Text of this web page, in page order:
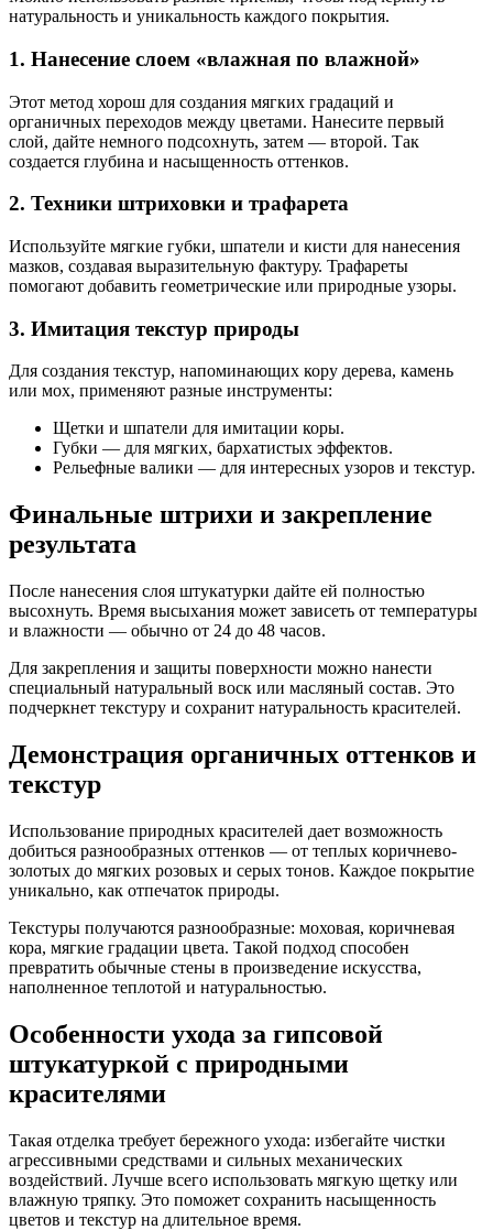
натуральность и уникальность каждого покрытия.
1. Нанесение слоем «влажная по влажной»
Этот метод хорош для создания мягких градаций и
органичных переходов между цветами. Нанесите первый
слой, дайте немного подсохнуть, затем — второй. Так
создается глубина и насыщенность оттенков.
2. Техники штриховки и трафарета
Используйте мягкие губки, шпатели и кисти для нанесения
мазков, создавая выразительную фактуру. Трафареты
помогают добавить геометрические или природные узоры.
3. Имитация текстур природы
Для создания текстур, напоминающих кору дерева, камень
или мох, применяют разные инструменты:
Щетки и шпатели для имитации коры.
Губки — для мягких, бархатистых эффектов.
Рельефные валики — для интересных узоров и текстур.
Финальные штрихи и закрепление
результата
После нанесения слоя штукатурки дайте ей полностью
высохнуть. Время высыхания может зависеть от температуры
и влажности — обычно от 24 до 48 часов.
Для закрепления и защиты поверхности можно нанести
специальный натуральный воск или масляный состав. Это
подчеркнет текстуру и сохранит натуральность красителей.
Демонстрация органичных оттенков и
текстур
Использование природных красителей дает возможность
добиться разнообразных оттенков — от теплых коричнево-
золотых до мягких розовых и серых тонов. Каждое покрытие
уникально, как отпечаток природы.
Текстуры получаются разнообразные: моховая, коричневая
кора, мягкие градации цвета. Такой подход способен
превратить обычные стены в произведение искусства,
наполненное теплотой и натуральностью.
Особенности ухода за гипсовой
штукатуркой с природными
красителями
Такая отделка требует бережного ухода: избегайте чистки
агрессивными средствами и сильных механических
воздействий. Лучше всего использовать мягкую щетку или
влажную тряпку. Это поможет сохранить насыщенность
цветов и текстур на длительное время.